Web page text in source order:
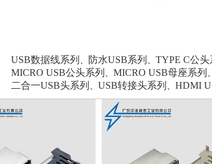
USB数据线系列 、 防水USB系列 、 TYPE C公头
MICRO USB公头系列 、 MICRO USB母座系列 、
二合一USB头系列 、 USB转接头系列 、 HDMI